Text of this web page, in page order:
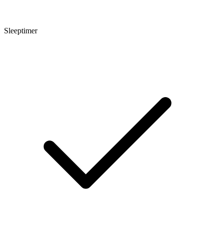
Sleeptimer